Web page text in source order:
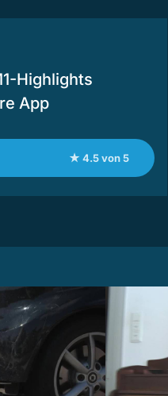
Highlights
App
★ 4.5 von 5